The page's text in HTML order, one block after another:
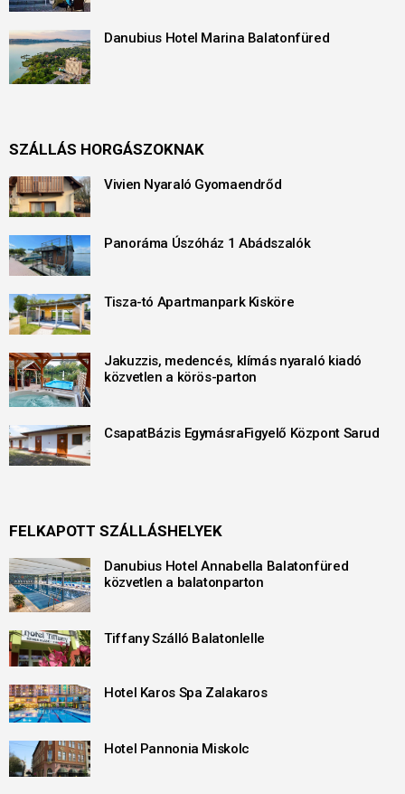
Danubius Hotel Marina Balatonfüred
SZÁLLÁS HORGÁSZOKNAK
Vivien Nyaraló Gyomaendrőd
Panoráma Úszóház 1 Abádszalók
Tisza-tó Apartmanpark Kisköre
Jakuzzis, medencés, klímás nyaraló kiadó
közvetlen a körös-parton
CsapatBázis EgymásraFigyelő Központ Sarud
FELKAPOTT SZÁLLÁSHELYEK
Danubius Hotel Annabella Balatonfüred
közvetlen a balatonparton
Tiffany Szálló Balatonlelle
Hotel Karos Spa Zalakaros
Hotel Pannonia Miskolc